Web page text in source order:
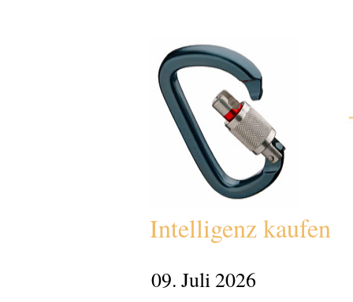
Intelligenz kaufen
09. Juli 2026